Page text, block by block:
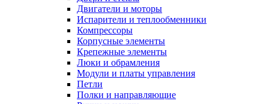
Двигатели и моторы
Испарители и теплообменники
Компрессоры
Корпусные элементы
Крепежные элементы
Люки и обрамления
Модули и платы управления
Петли
Полки и направляющие